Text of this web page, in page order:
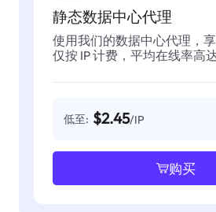
静态数据中心代理
使用我们的数据中心代理，
仅按 IP 计费，平均在线率高达
低至: $2.45/IP
购买